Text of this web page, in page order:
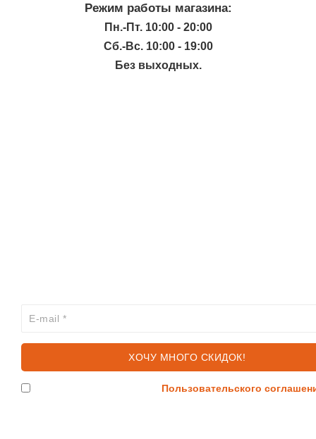
Режим работы магазина:
Пн.-Пт. 10:00 - 20:00
Сб.-Вс. 10:00 - 19:00
Без выходных.
Пользовательского